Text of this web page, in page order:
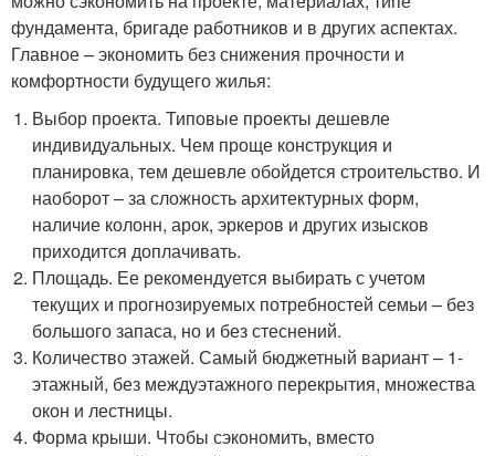
фундамента, бригаде работников и в других аспектах.
Главное – экономить без снижения прочности и
комфортности будущего жилья:
Выбор проекта. Типовые проекты дешевле
индивидуальных. Чем проще конструкция и
планировка, тем дешевле обойдется строительство. И
наоборот – за сложность архитектурных форм,
наличие колонн, арок, эркеров и других изысков
приходится доплачивать.
Площадь. Ее рекомендуется выбирать с учетом
текущих и прогнозируемых потребностей семьи – без
большого запаса, но и без стеснений.
Количество этажей. Самый бюджетный вариант – 1-
этажный, без междуэтажного перекрытия, множества
окон и лестницы.
Форма крыши. Чтобы сэкономить, вместо